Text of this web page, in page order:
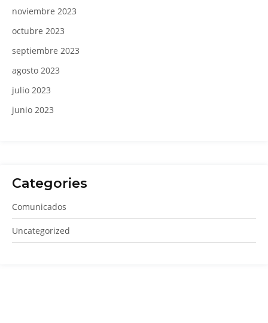
noviembre 2023
octubre 2023
septiembre 2023
agosto 2023
julio 2023
junio 2023
Categories
Comunicados
Uncategorized